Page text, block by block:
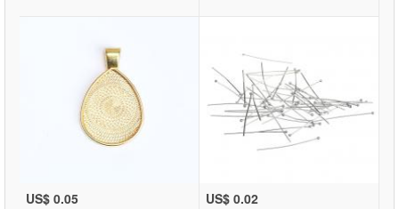
US$ 0.05 US$ 0.02